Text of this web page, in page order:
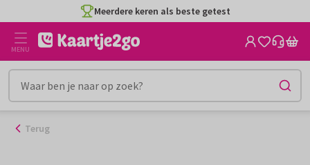
naar
inhoud
Meerdere keren als beste getest
MENU
Terug